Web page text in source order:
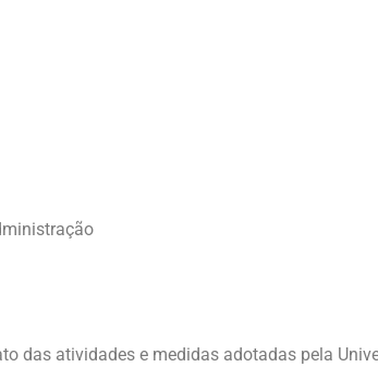
das atividades e medidas adotadas pela